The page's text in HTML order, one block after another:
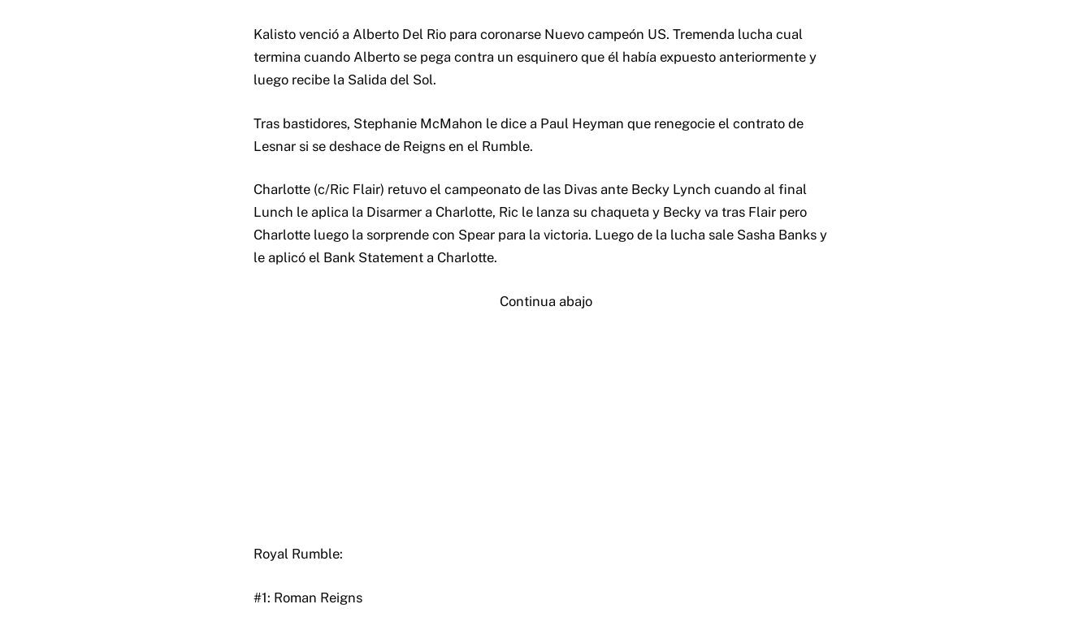
Kalisto venció a Alberto Del Rio para coronarse Nuevo campeón US. Tremenda lucha cual
termina cuando Alberto se pega contra un esquinero que él había expuesto anteriormente y
luego recibe la Salida del Sol.
Tras bastidores, Stephanie McMahon le dice a Paul Heyman que renegocie el contrato de
Lesnar si se deshace de Reigns en el Rumble.
Charlotte (c/Ric Flair) retuvo el campeonato de las Divas ante Becky Lynch cuando al final
Lunch le aplica la Disarmer a Charlotte, Ric le lanza su chaqueta y Becky va tras Flair pero
Charlotte luego la sorprende con Spear para la victoria. Luego de la lucha sale Sasha Banks y
le aplicó el Bank Statement a Charlotte.
Continua abajo
Royal Rumble:
#1: Roman Reigns